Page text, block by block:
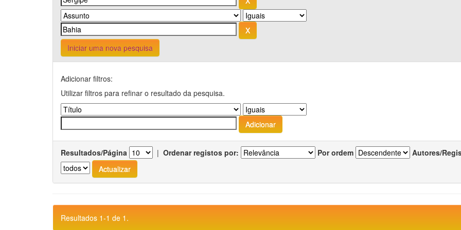
Iniciar uma nova pesquisa
Adicionar filtros:
Utilizar filtros para refinar o resultado da pesquisa.
Resultados/Página | Ordenar registos por: Por ordem Autores/
Resultados 1-1 de 1.